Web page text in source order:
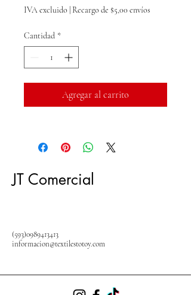
IVA excluido Recargo de $5,00 envíos
Cantidad *
Agregar al carrito
JT Comercial
(593)0989413413
informacion@textilestotoy.com